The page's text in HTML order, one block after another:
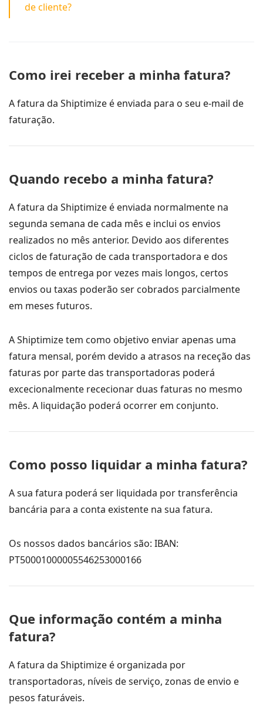
de cliente?
Como irei receber a minha fatura?
A fatura da Shiptimize é enviada para o seu e-mail de
faturação.
Quando recebo a minha fatura?
A fatura da Shiptimize é enviada normalmente na
segunda semana de cada mês e inclui os envios
realizados no mês anterior. Devido aos diferentes
ciclos de faturação de cada transportadora e dos
tempos de entrega por vezes mais longos, certos
envios ou taxas poderão ser cobrados parcialmente
em meses futuros.
A Shiptimize tem como objetivo enviar apenas uma
fatura mensal, porém devido a atrasos na receção das
faturas por parte das transportadoras poderá
excecionalmente rececionar duas faturas no mesmo
mês. A liquidação poderá ocorrer em conjunto.
Como posso liquidar a minha fatura?
A sua fatura poderá ser liquidada por transferência
bancária para a conta existente na sua fatura.
Os nossos dados bancários são: IBAN:
PT50001000005546253000166
Que informação contém a minha
fatura?
A fatura da Shiptimize é organizada por
transportadoras, níveis de serviço, zonas de envio e
pesos faturáveis.